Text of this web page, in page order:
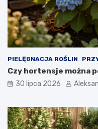
?
PIELĘGNACJA ROŚLIN
Czy hortensje można
30 lipca 2026